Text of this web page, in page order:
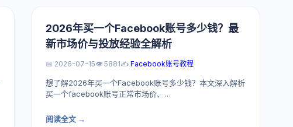
2026年买一个Facebook账号多少钱？最
新市场价与投放经验全解析
📅 2026-07-15👁️ 5881✍️ Facebook账号教程
想了解2026年买一个Facebook账号多少钱？本文深入解析
买一个facebook账号正常市场价、…
阅读全文 →